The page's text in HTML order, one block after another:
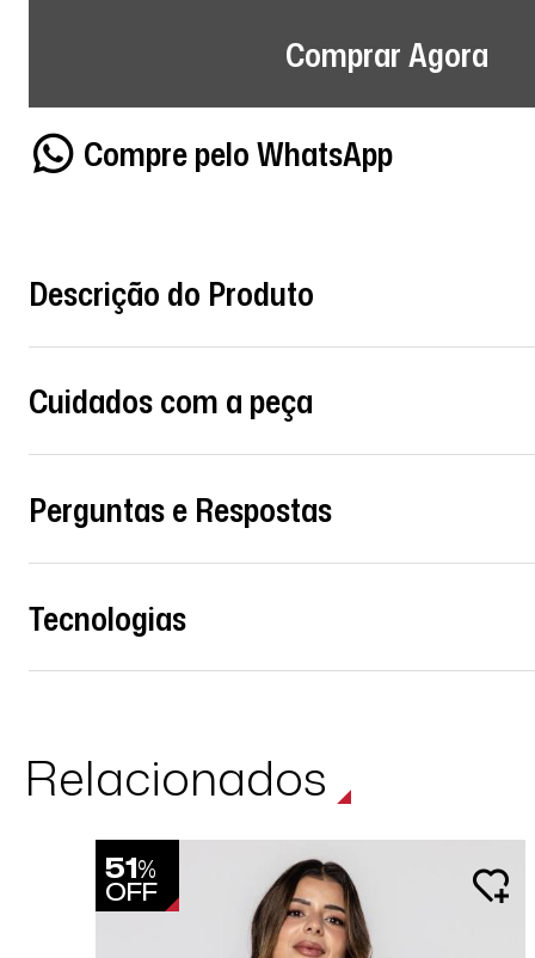
Comprar Agora
Compre pelo WhatsApp
Descrição do Produto
Cuidados com a peça
Perguntas e Respostas
Tecnologias
Relacionados
51%
OFF